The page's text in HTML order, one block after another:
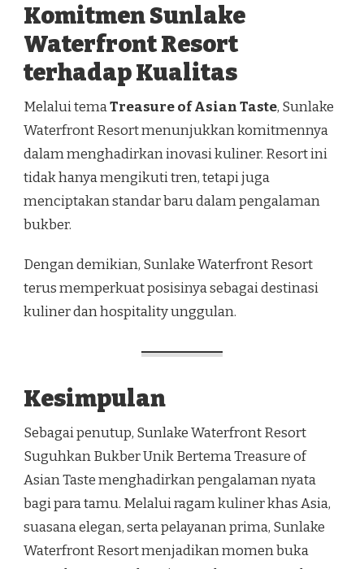
Komitmen Sunlake
Waterfront Resort
terhadap Kualitas
Melalui temaTreasure of Asian Taste, Sunlake
Waterfront Resort menunjukkan komitmennya
dalam menghadirkan inovasi kuliner. Resort ini
tidak hanya mengikuti tren, tetapi juga
menciptakan standar baru dalam pengalaman
bukber.
Dengan demikian, Sunlake Waterfront Resort
terus memperkuat posisinya sebagai destinasi
kuliner dan hospitality unggulan.
Kesimpulan
Sebagai penutup, Sunlake Waterfront Resort
Suguhkan Bukber Unik Bertema Treasure of
Asian Taste menghadirkan pengalaman nyata
bagi para tamu. Melalui ragam kuliner khas Asia,
suasana elegan, serta pelayanan prima, Sunlake
Waterfront Resort menjadikan momen buka